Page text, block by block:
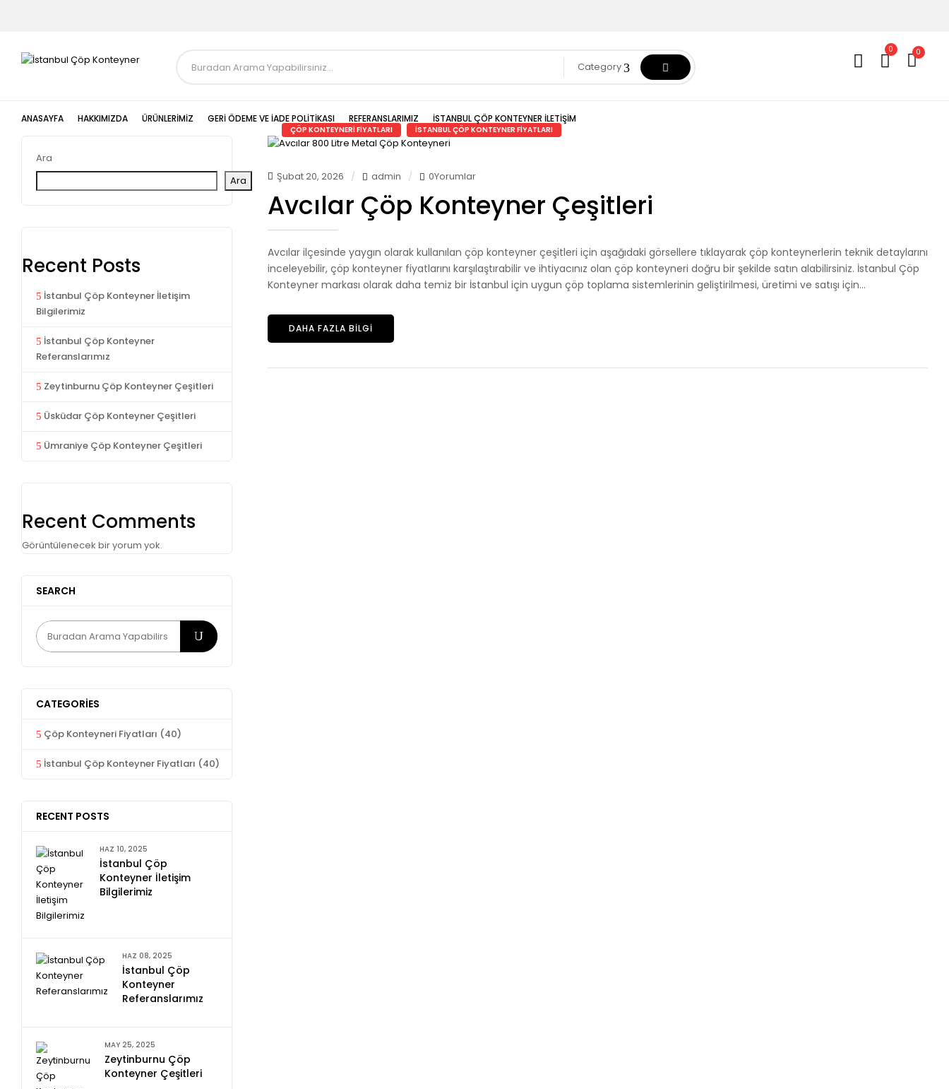
Category
0 0
ANASAYFA HAKKIMIZDA ÜRÜNLERIMIZ GERI ÖDEME VE İADE POLITIKASI REFERANSLARIMIZ İSTANBUL ÇÖP KONTEYNER İLETIŞIM
Ara
Ara
Recent Posts
İstanbul Çöp Konteyner İletişim
Bilgilerimiz
İstanbul Çöp Konteyner
Referanslarımız
Zeytinburnu Çöp Konteyner Çeşitleri
Üsküdar Çöp Konteyner Çeşitleri
Ümraniye Çöp Konteyner Çeşitleri
Recent Comments
Görüntülenecek bir yorum yok.
SEARCH
CATEGORIES
Çöp Konteyneri Fiyatları (40)
İstanbul Çöp Konteyner Fiyatları (40)
RECENT POSTS
HAZ 10, 2025
İstanbul Çöp
Konteyner İletişim
Bilgilerimiz
HAZ 08, 2025
İstanbul Çöp
Konteyner
Referanslarımız
MAY 25, 2025
Zeytinburnu Çöp
Konteyner Çeşitleri
ÇÖP KONTEYNERI FIYATLARI İSTANBUL ÇÖP KONTEYNER FIYATLARI
Şubat 20, 2026 admin 0Yorumlar
Avcılar Çöp Konteyner Çeşitleri
Avcılar ilçesinde yaygın olarak kullanılan çöp konteyner çeşitleri için aşağıdaki görsellere tıklayarak çöp konteynerlerin teknik detaylarını
inceleyebilir, çöp konteyner fiyatlarını karşılaştırabilir ve ihtiyacınız olan çöp konteyneri doğru bir şekilde satın alabilirsiniz. İstanbul Çöp
Konteyner markası olarak daha temiz bir İstanbul için uygun çöp toplama sistemlerinin geliştirilmesi, üretimi ve satışı için...
DAHA FAZLA BILGI